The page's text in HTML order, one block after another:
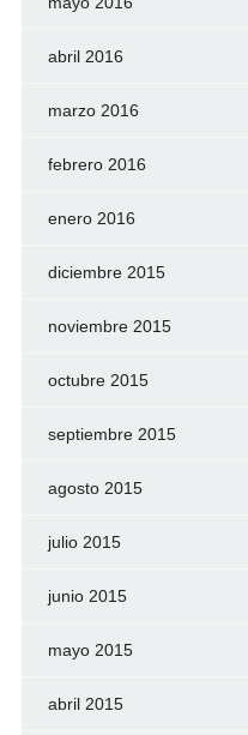
abril 2016
marzo 2016
febrero 2016
enero 2016
diciembre 2015
noviembre 2015
octubre 2015
septiembre 2015
agosto 2015
julio 2015
junio 2015
mayo 2015
abril 2015